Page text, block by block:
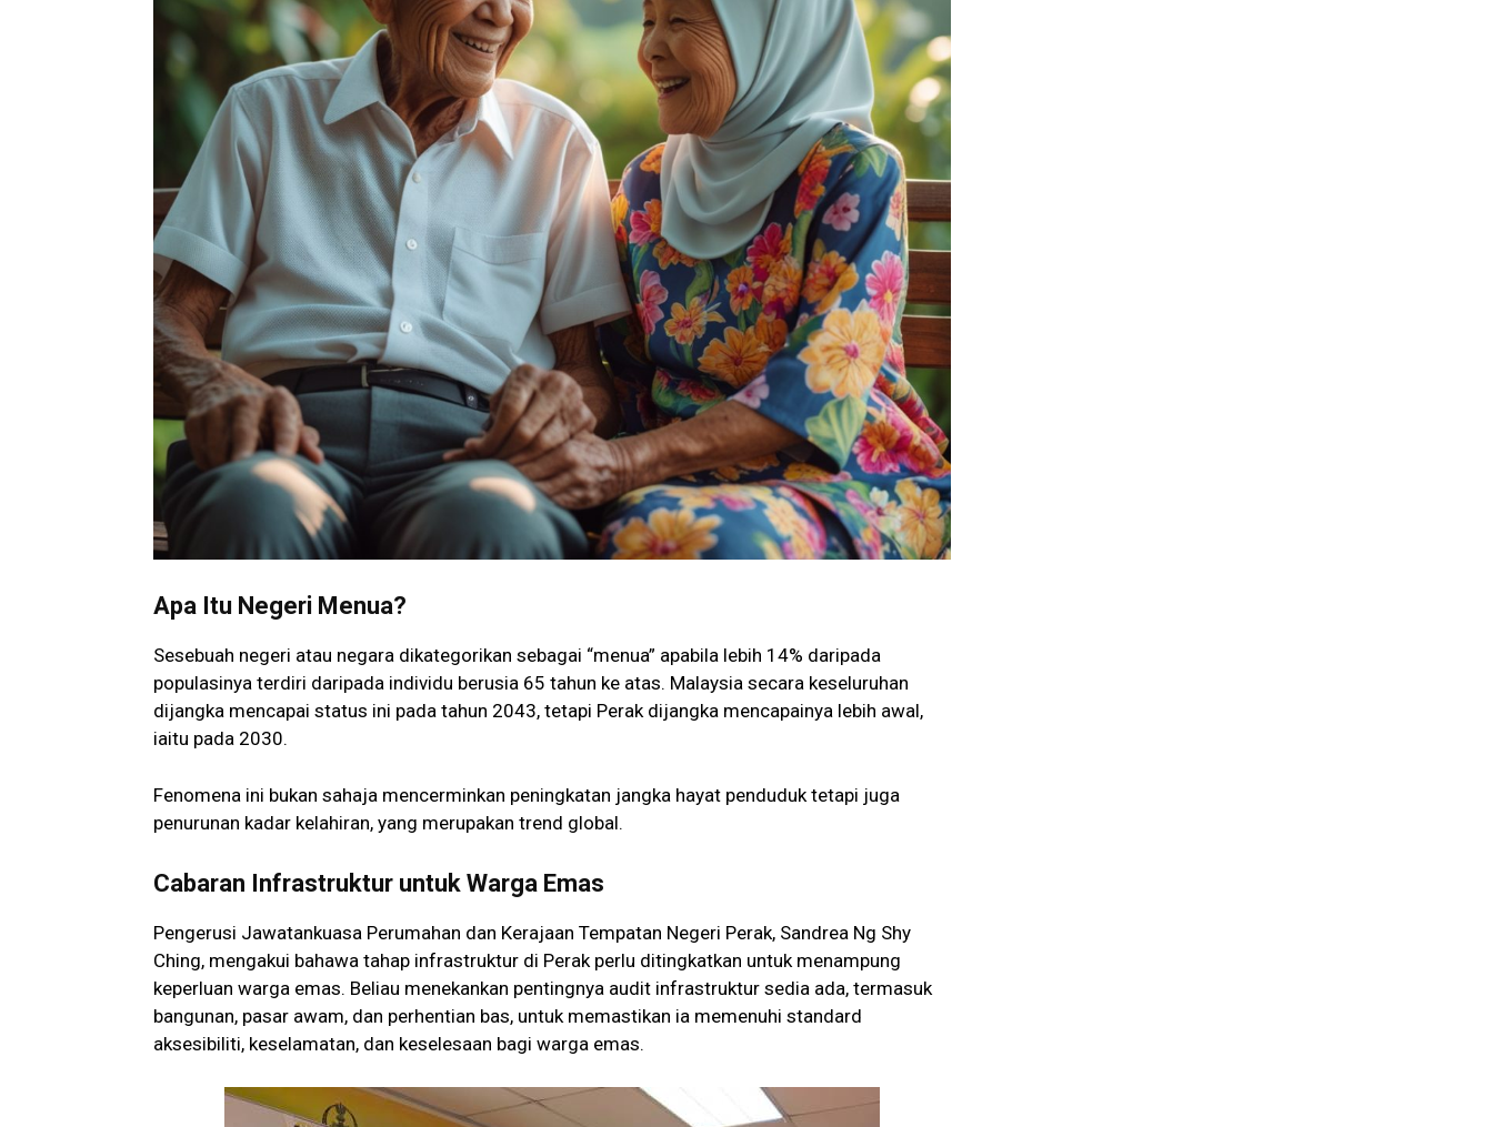
Apa Itu Negeri Menua?
Sesebuah negeri atau negara dikategorikan sebagai “menua” apabila lebih 14% daripada
populasinya terdiri daripada individu berusia 65 tahun ke atas. Malaysia secara keseluruhan
dijangka mencapai status ini pada tahun 2043, tetapi Perak dijangka mencapainya lebih awal,
iaitu pada 2030.
Fenomena ini bukan sahaja mencerminkan peningkatan jangka hayat penduduk tetapi juga
penurunan kadar kelahiran, yang merupakan trend global.
Cabaran Infrastruktur untuk Warga Emas
Pengerusi Jawatankuasa Perumahan dan Kerajaan Tempatan Negeri Perak, Sandrea Ng Shy
Ching, mengakui bahawa tahap infrastruktur di Perak perlu ditingkatkan untuk menampung
keperluan warga emas. Beliau menekankan pentingnya audit infrastruktur sedia ada, termasuk
bangunan, pasar awam, dan perhentian bas, untuk memastikan ia memenuhi standard
aksesibiliti, keselamatan, dan keselesaan bagi warga emas.